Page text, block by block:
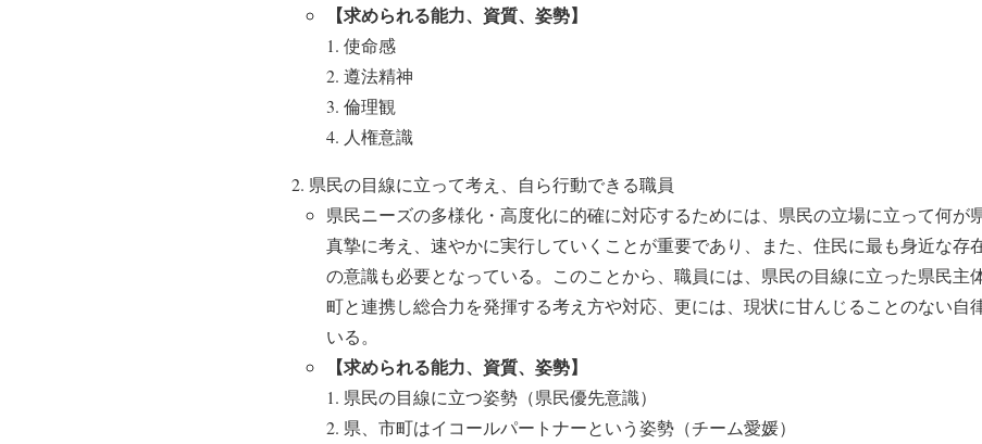
【求められる能力、資質、姿勢】
使命感
遵法精神
倫理観
人権意識
県民の目線に立って考え、自ら行動できる職員
県民ニーズの多様化・高度化に的確に対応するためには、県民の立場に立って何が
真摯に考え、速やかに実行していくことが重要であり、また、住民に最も身近な存
の意識も必要となっている。このことから、職員には、県民の目線に立った県民主
町と連携し総合力を発揮する考え方や対応、更には、現状に甘んじることのない自
いる。
【求められる能力、資質、姿勢】
県民の目線に立つ姿勢（県民優先意識）
県、市町はイコールパートナーという姿勢（チーム愛媛）